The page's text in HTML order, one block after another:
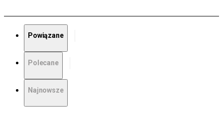
Powiązane
Polecane
Najnowsze